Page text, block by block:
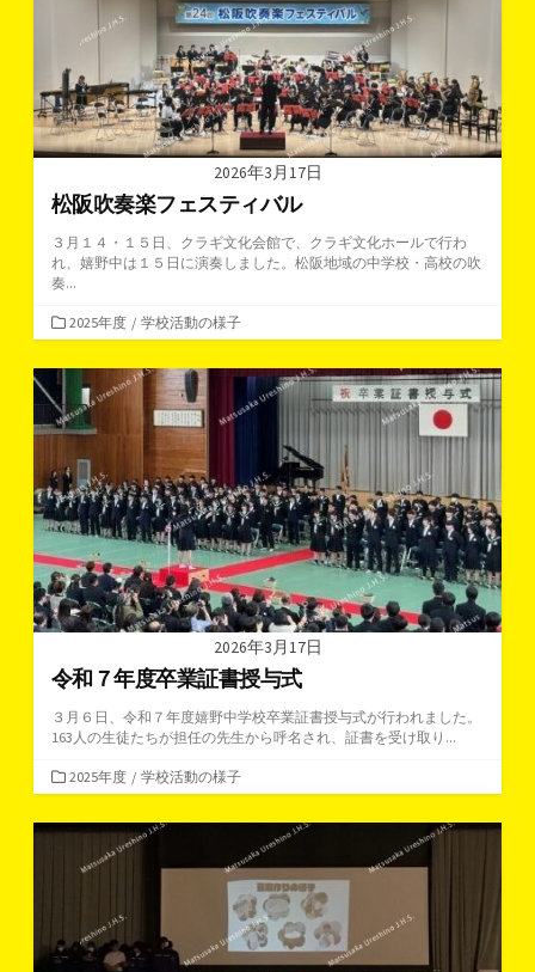
2026年3月17日
松阪吹奏楽フェスティバル
３月１４・１５日、クラギ文化会館で、クラギ文化ホールで行わ
れ、嬉野中は１５日に演奏しました。松阪地域の中学校・高校の吹
奏...
カ
テ
ゴ
ー
2025年度 / 学校活動の様子
2026年3月17日
令和７年度卒業証書授与式
３月６日、令和７年度嬉野中学校卒業証書授与式が行われました。
163人の生徒たちが担任の先生から呼名され、証書を受け取り...
カ
テ
ゴ
2025年度 / 学校活動の様子